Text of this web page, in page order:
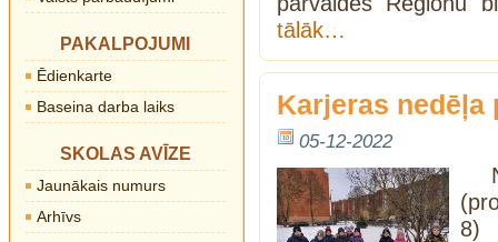
PAKALPOJUMI
Ēdienkarte
Baseina darba laiks
SKOLAS AVĪZE
Jaunākais numurs
Arhīvs
tālāk…
Karjeras nedēļa
05-12-2022
8)